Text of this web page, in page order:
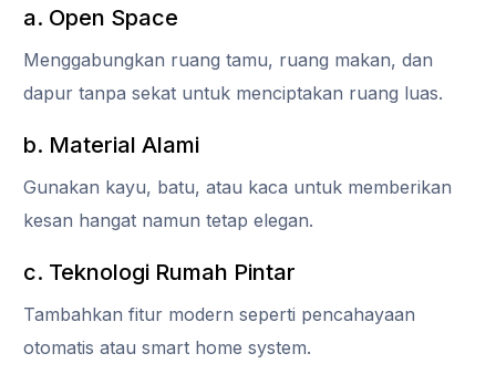
a. Open Space
Menggabungkan ruang tamu, ruang makan, dan
dapur tanpa sekat untuk menciptakan ruang luas.
b. Material Alami
Gunakan kayu, batu, atau kaca untuk memberikan
kesan hangat namun tetap elegan.
c. Teknologi Rumah Pintar
Tambahkan fitur modern seperti pencahayaan
otomatis atau smart home system.